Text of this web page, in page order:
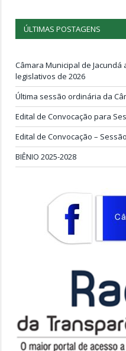
ÚLTIMAS POSTAGENS
Câmara Municipal de
legislativos de 2026
Última sessão ordinária da
Edital de Convocação para
Edital de Convocação –
BIÊNIO 2025-2028